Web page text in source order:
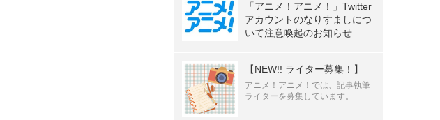
「アニメ！アニメ！」Twitter
アカウントのなりすましにつ
いて注意喚起のお知らせ
【NEW!! ライター募集！】
アニメ！アニメ！では、記事執筆
ライターを募集しています。